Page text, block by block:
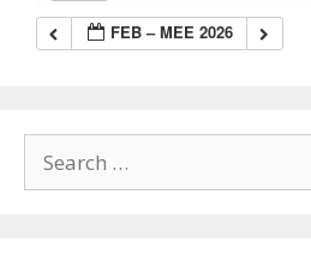
FEB – MEE 2026
for: